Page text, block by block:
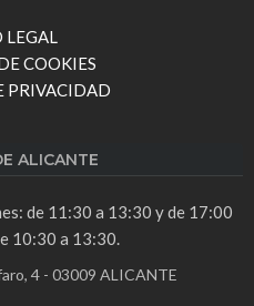
LEGAL
COOKIES
PRIVACIDAD
ALICANTE
de 11:30 a 13:30 y de 17:00
10:30 a 13:30.
4 - 03009 ALICANTE